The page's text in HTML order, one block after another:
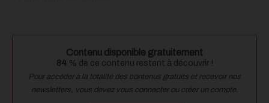
Contenu disponible gratuitement
84 % de ce contenu restent à découvrir !
Pour accéder à la totalité des contenus gratuits et recevoir nos
newsletters, vous devez vous connecter ou créer un compte.